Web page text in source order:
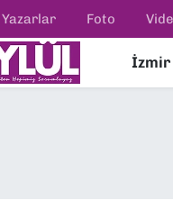
Yazarlar Foto
İzmir